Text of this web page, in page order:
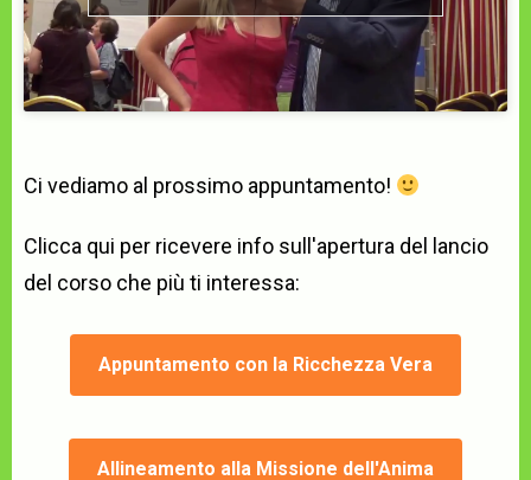
Ci vediamo al prossimo appuntamento!
Clicca qui per ricevere info sull'apertura del lancio
del corso che più ti interessa:
Appuntamento con la Ricchezza Vera
Allineamento alla Missione dell'Anima